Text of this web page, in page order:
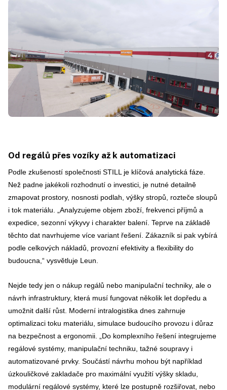
Od regálů přes vozíky až k automatizaci
Podle zkušeností společnosti STILL je klíčová analytická fáze.
Než padne jakékoli rozhodnutí o investici, je nutné detailně
zmapovat prostory, nosnosti podlah, výšky stropů, rozteče sloupů
i tok materiálu. „Analyzujeme objem zboží, frekvenci příjmů a
expedice, sezonní výkyvy i charakter balení. Teprve na základě
těchto dat navrhujeme více variant řešení. Zákazník si pak vybírá
podle celkových nákladů, provozní efektivity a flexibility do
budoucna,“ vysvětluje Leun.
Nejde tedy jen o nákup regálů nebo manipulační techniky, ale o
návrh infrastruktury, která musí fungovat několik let dopředu a
umožnit další růst. Moderní intralogistika dnes zahrnuje
optimalizaci toku materiálu, simulace budoucího provozu i důraz
na bezpečnost a ergonomii. „Do komplexního řešení integrujeme
regálové systémy, manipulační techniku, tažné soupravy i
automatizované prvky. Součástí návrhu mohou být například
úzkouličkové zakladače pro maximální využití výšky skladu,
modulární regálové systémy, které lze postupně rozšiřovat, nebo